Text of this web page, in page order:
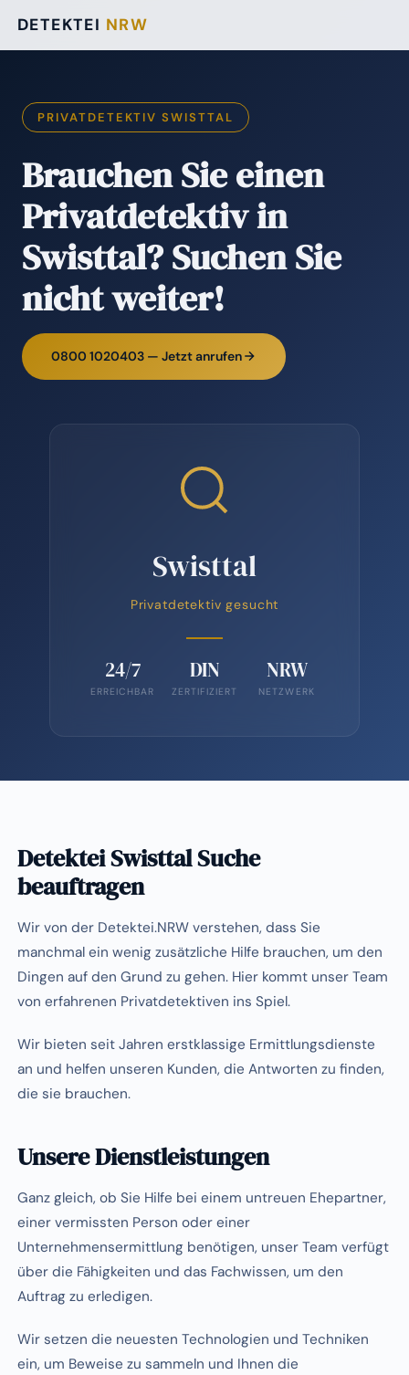
DETEKTEI NRW
PRIVATDETEKTIV SWISTTAL
Brauchen Sie einen
Privatdetektiv in
Swisttal? Suchen Sie
nicht weiter!
0800 1020403 — Jetzt anrufen
Swisttal
Privatdetektiv gesucht
24/7
ERREICHBAR
DIN
ZERTIFIZIERT
NRW
NETZWERK
Detektei Swisttal Suche
beauftragen
Wir von der Detektei.NRW verstehen, dass Sie
manchmal ein wenig zusätzliche Hilfe brauchen, um den
Dingen auf den Grund zu gehen. Hier kommt unser Team
von erfahrenen Privatdetektiven ins Spiel.
Wir bieten seit Jahren erstklassige Ermittlungsdienste
an und helfen unseren Kunden, die Antworten zu finden,
die sie brauchen.
Unsere Dienstleistungen
Ganz gleich, ob Sie Hilfe bei einem untreuen Ehepartner,
einer vermissten Person oder einer
Unternehmensermittlung benötigen, unser Team verfügt
über die Fähigkeiten und das Fachwissen, um den
Auftrag zu erledigen.
Wir setzen die neuesten Technologien und Techniken
ein, um Beweise zu sammeln und Ihnen die